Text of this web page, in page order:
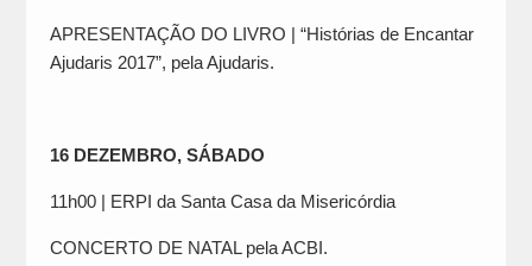
APRESENTAÇÃO DO LIVRO | “Histórias de Encantar
Ajudaris 2017”, pela Ajudaris.
16 DEZEMBRO, SÁBADO
11h00 | ERPI da Santa Casa da Misericórdia
CONCERTO DE NATAL pela ACBI.